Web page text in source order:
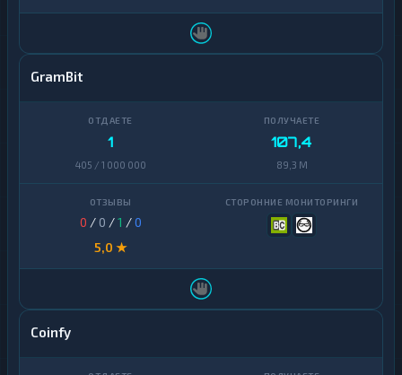
GramBit
1
405 / 1 000 000
107,4
89,3 M
0 / 0 /1 /0
5,0 ★
Coinfy